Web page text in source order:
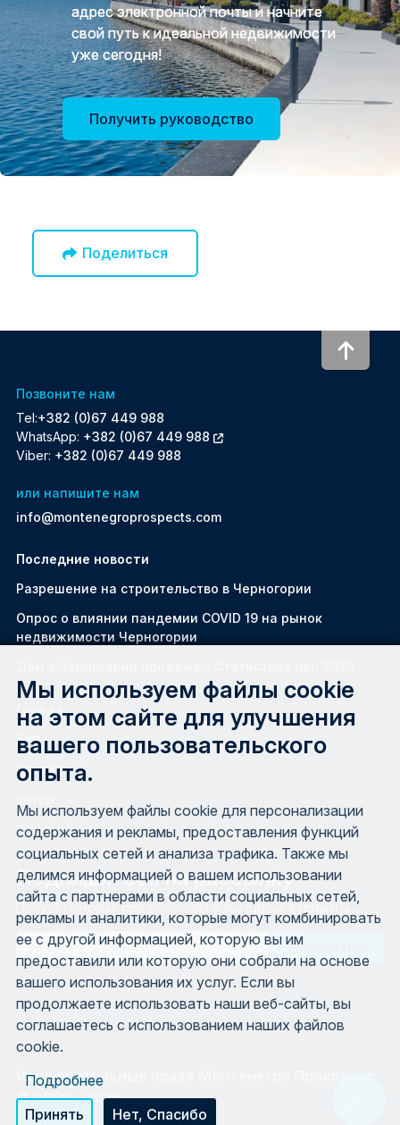
адрес электронной почты и начните
свой путь к идеальной недвижимости
уже сегодня!
Получить руководство
Поделиться
Позвоните нам
Tel:+382 (0)67 449 988
WhatsApp: +382 (0)67 449 988
Viber: +382 (0)67 449 988
или напишите нам
info@montenegroprospects.com
Последние новости
Разрешение на строительство в Черногории
Oпрос о влиянии пандемии COVID 19 на рынок
недвижимости Черногории
Бар
Будва
Херцег Нови
Подпишитесь на рассылку
Получать новые предложения и выгодные варианты.
Email
To
Исключительные права Монтенегро Проспектс
© 2008 - 2026.
Мы используем файлы cookie
на этом сайте для улучшения
вашего пользовательского
опыта.
Мы используем файлы cookie для персонализации
содержания и рекламы, предоставления функций
социальных сетей и анализа трафика. Также мы
делимся информацией о вашем использовании
сайта с партнерами в области социальных сетей,
рекламы и аналитики, которые могут комбинировать
ее с другой информацией, которую вы им
предоставили или которую они собрали на основе
вашего использования их услуг. Если вы
продолжаете использовать наши веб-сайты, вы
соглашаетесь с использованием наших файлов
cookie.
Подробнее
Принять
Нет, Спасибо